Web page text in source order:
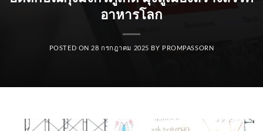
อาหารโลก
POSTED ON28 กรกฎาคม 2025 BY PROMPASSORN